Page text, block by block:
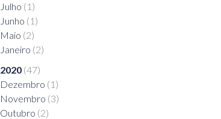
Julho (1)
Junho (1)
Maio (2)
Janeiro (2)
2020 (47)
Dezembro (1)
Novembro (3)
Outubro (2)